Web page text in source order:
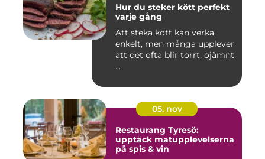
Hur du steker kött perfekt
varje gång
Att steka kött kan verka
enkelt, men många upplever
att det ofta blir torrt, ojämnt
...
05. nov
Restaurang Tyresö:
upptäck matupplevelserna
på spis & vin